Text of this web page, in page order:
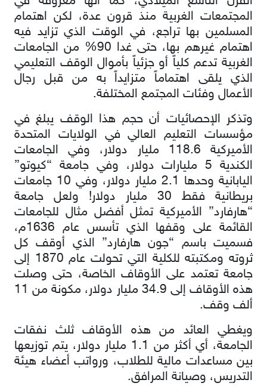
المجتمعات الغربية منذ قرون عدة، لكن اهتمام
المسلمين بها تراجع، في الوقت الذي تزايد فيه
اهتمام غيرهم بها، حتى غدا 90% من الجامعات
الغربية تدعم كلياً أو جزئياً بأموال الوقف التعليمي
الذي يلقى اهتماماً متزايداً به من قبل رجال
الأعمال وفئات المجتمع المختلفة.
وتذكر الإحصائيات أن حجم هذا الوقف يبلغ في
مؤسسات التعليم العالي في الولايات المتحدة
الأميركية 118.6 مليار دولار، وفي الجامعات
الكندية 5 مليارات دولار، وفي جامعة “كيوتو”
اليابانية وحدها 2.1 مليار دولار، وفي 10 جامعات
بريطانية فقط 30 مليار دولار! ولعل جامعة
“هارفارد” الأميركية تمثل أفضل مثال للجامعات
القائمة على وقفها الذي تأسس عام 1636م،
فسميت باسم “جون هارفارد” الذي أوقف كل
ثروته ومكتبته للكلية التي تحولت عام 1870 إلى
جامعة تعتمد على الأوقاف الخاصة، حتى وصلت
هذه الأوقاف إلى 34.9 مليار دولار، مكونة من 11
ألف وقف.
ويغطي العائد من هذه الأوقاف ثلث نفقات
الجامعة، أي أكثر من 1.1 مليار دولار، يتم توزيعها
بين مساعدات مالية للطلاب، ورواتب أعضاء هيئة
التدريس، وصيانة المرافق.